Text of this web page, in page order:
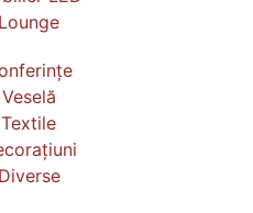
Lounge
Veselă
Textile
Diverse